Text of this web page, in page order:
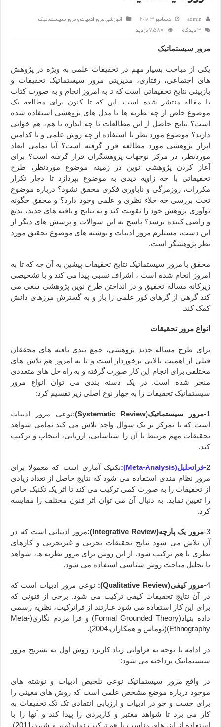
admin دسامبر 3, 2018 آموزشی,مرور ادبیات و مرور سیستماتیک
3 دیدگاه
7,587 بازدید
مرور سیستماتیک
یکی از مباحث بسیار مهم در تحقیقات علمی به ویژه در پژوهش
های اجتماعی، رفتاری، مدیریتی مرور سیستماتیک تحقیقات و
بازبینی نتایج تحقیقاتی است که تا به امروز انجام و به صورت کتاب
یا مقاله منتشر شده است. این که تا کنون برای مطالعه یک
موضوع خاص از چه نظریه ها یا مدل های پژوهشی استفاده شده
است؟ نتایج حاصل از این مطالعات تا چه اندازه با هم، هم خوانی
دارند؟ موضوع مورد نظر با استفاده از چه روش علمی و با کدامین
ابزار پژوهشی مورد مطالعه قرار گرفته است؟ آیا تمامی ابعاد
موردنظر، در مرکز توجهات پژوهشگران قرار گرفته است؟ برای
آغاز کردن پژوهشی نوین در زمینه موضوع موردنظر، طرح
تحقیقاتی با چه زاویه دیدی به موضوع بپردازد تا دچار تکرار
مکررات، روزمرگی و ناباوری فکری محقق نشود؟ درباره موضوع
تحت بررسی چه خلاء نظری و علمی وجود دارد؟ و محقق چگونه
نوآوری پژوهش خود را تقویت کند و به نتایج و یافته های جدید، بدیع
و راضی کننده برسد؟ پاسخ به این سوالات و پرسش های دیگر از
این دست، مستلزم مرور ادبیات و نوشته های موضوع تحقیق مورد
نظر پژوهشگر است.
محقق با مرور سیستماتیک نتایج تحقیقات پیشین به آن چه که تا به
امروز انجام شده است ، اشراف نسبی پیدا می کند و با تشخیصی
زیرکانه مساله تحقیق و در انداختن طرح نوین پژوهشی سعی می
کند گرهی از گرهای کور علمی را باز و به گسترش مرزهای دانش
کمک کند.
انواع مرور تحقیقات
برای طرح مساله جدید پژوهشی، جمع بندی یافته های محققان
قبلی از اهمیت بالایی برخوردار است و تا به امروز هم تلاش های
مختلفی برای انجام این کار صورت گرفته و به راه حل های متعددی
منجر شده است. در یک دسته بندی می توان انواع مرور
سیستماتیک تحقیقات را به چهار نوع اصلی زیر تقسیم کرد:
1- مرور سیستماتیک(Systematic Review
):نوعی مرور ادبیات
است که با تمرکز بر یک سوال واحد تلاش می کند تمامی شواهد
تحقیقات مهم مرتبط با آن را شناسایی، ارزیابی، انتخاب و ترکیب
کند.
2- فراتحلیل(Meta-Analysis
):تکنیک آماری است که معمولا برای
مرور نظام مندی استفاده می شود که نتایج حاصل از تعداد زیادی
از تحقیقات را به صورت کمی ترکیب می کند تا اثر یک تکنیک خاص
را تعیین نماید. به دنبال آن می توان اثر فنون مختلف را مقایسه
کرد.
3- مرور یک پارچه(Integrative Review
):مرور ادبیاتی است که در
آن تلاش می شود نتایج تحقیقات تجربی و غیرتجربی و کارهای
نظری با هم ترکیب شود. از این روش برای مرور نظریه ها، شواهد
یا تحلیل مباحث روش شناسی استفاده می شود.
4- مرور کیفی(Qualitative Review
): نوعی مرور ادبیات است که
در آن نتایج تحقیقات کیفی ترکیب می شود. برخی از فنونی که
برای این کار استفاده می شود عبارتند از فراترکیب، نظریه رسمی
داده بنیاد(Formal Grounded Theory) و فرا مردم نگاری(Meta-
Ethnography)(توماس و همکاران،2004).
در ادامه با توجه به فراوانی زیاد کاربرد روش اول به تشریح مرور
سیستماتیک پرداخته می شود:
در واقع مرور سیستماتیک نوعی تلخیص ادبیات و نوشته های
موجود درباره موضع مشخص علمی است که روش های معینی را
برای جست و جو در ادبیات و ارزیابی انتقادی تک تک تحقیقات به
کار می برد تا شواهد معتبر و کاربردی را پیدا کند و آنها را با
استفاده از ابزرهای مناسب با هم ترکیب نماید(میر و شپرد،2011).